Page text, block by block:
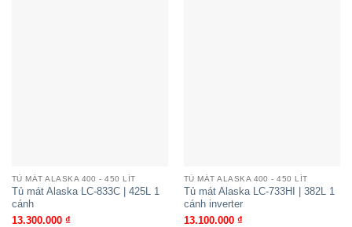
khuất, tăng tối đa hiệu quả trưng bày mà vẫn giữ
được nhiệt độ ổn định. Đồng thời, đèn Led này
TỦ MÁT ALASKA 400 - 450 LÍT
Tủ mát Alaska LC-833C | 425L 1
cánh
13.300.000 ₫
TỦ MÁT ALASKA 400 - 450 LÍT
Tủ mát Alaska LC-733HI | 382L 1
cánh inverter
13.100.000 ₫